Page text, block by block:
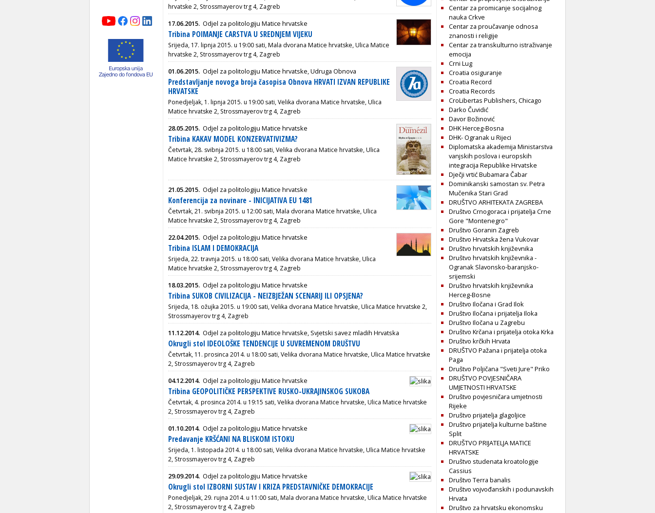
hrvatske 2, Strossmayerov trg 4, Zagreb
17.06.2015. Odjel za politologiju Matice hrvatske
Tribina POIMANJE CARSTVA U SREDNJEM VIJEKU
Srijeda, 17. lipnja 2015. u 19:00 sati, Mala dvorana Matice hrvatske, Ulica Matice
hrvatske 2, Strossmayerov trg 4, Zagreb
01.06.2015. Odjel za politologiju Matice hrvatske, Udruga Obnova
Predstavljanje novoga broja časopisa Obnova HRVATI IZVAN REPUBLIKE
HRVATSKE
Ponedjeljak, 1. lipnja 2015. u 19:00 sati, Velika dvorana Matice hrvatske, Ulica
Matice hrvatske 2, Strossmayerov trg 4, Zagreb
28.05.2015. Odjel za politologiju Matice hrvatske
Tribina KAKAV MODEL KONZERVATIVIZMA?
Četvrtak, 28. svibnja 2015. u 18:00 sati, Velika dvorana Matice hrvatske, Ulica
Matice hrvatske 2, Strossmayerov trg 4, Zagreb
21.05.2015. Odjel za politologiju Matice hrvatske
Konferencija za novinare - INICIJATIVA EU 1481
Četvrtak, 21. svibnja 2015. u 12:00 sati, Mala dvorana Matice hrvatske, Ulica
Matice hrvatske 2, Strossmayerov trg 4, Zagreb
22.04.2015. Odjel za politologiju Matice hrvatske
Tribina ISLAM I DEMOKRACIJA
Srijeda, 22. travnja 2015. u 18:00 sati, Velika dvorana Matice hrvatske, Ulica
Matice hrvatske 2, Strossmayerov trg 4, Zagreb
18.03.2015. Odjel za politologiju Matice hrvatske
Tribina SUKOB CIVILIZACIJA - NEIZBJEŽAN SCENARIJ ILI OPSJENA?
Srijeda, 18. ožujka 2015. u 19:00 sati, Velika dvorana Matice hrvatske, Ulica Matice hrvatske 2,
Strossmayerov trg 4, Zagreb
11.12.2014. Odjel za politologiju Matice hrvatske, Svjetski savez mladih Hrvatska
Okrugli stol IDEOLOŠKE TENDENCIJE U SUVREMENOM DRUŠTVU
Četvrtak, 11. prosinca 2014. u 18:00 sati, Velika dvorana Matice hrvatske, Ulica Matice hrvatske
2, Strossmayerov trg 4, Zagreb
04.12.2014. Odjel za politologiju Matice hrvatske
Tribina GEOPOLITIČKE PERSPEKTIVE RUSKO-UKRAJINSKOG SUKOBA
Četvrtak, 4. prosinca 2014. u 19:15 sati, Velika dvorana Matice hrvatske, Ulica Matice hrvatske
2, Strossmayerov trg 4, Zagreb
01.10.2014. Odjel za politologiju Matice hrvatske
Predavanje KRŠĆANI NA BLISKOM ISTOKU
Srijeda, 1. listopada 2014. u 18:00 sati, Velika dvorana Matice hrvatske, Ulica Matice hrvatske
2, Strossmayerov trg 4, Zagreb
29.09.2014. Odjel za politologiju Matice hrvatske
Okrugli stol IZBORNI SUSTAV I KRIZA PREDSTAVNIČKE DEMOKRACIJE
Ponedjeljak, 29. rujna 2014. u 11:00 sati, Mala dvorana Matice hrvatske, Ulica Matice hrvatske
2, Strossmayerov trg 4, Zagreb
Centar za promicanje socijalnog
nauka Crkve
Centar za proučavanje odnosa
znanosti i religije
Centar za transkulturno istraživanje
emocija
Crni Lug
Croatia osiguranje
Croatia Record
Croatia Records
CroLibertas Publishers, Chicago
Darko Čuvidić
Davor Božinović
DHK Herceg-Bosna
DHK- Ogranak u Rijeci
Diplomatska akademija Ministarstva
vanjskih poslova i europskih
integracija Republike Hrvatske
Dječji vrtić Bubamara Čabar
Dominikanski samostan sv. Petra
Mučenika Stari Grad
DRUŠTVO ARHITEKATA ZAGREBA
Društvo Crnogoraca i prijatelja Crne
Gore "Montenegro"
Društvo Goranin Zagreb
Društvo Hrvatska žena Vukovar
Društvo hrvatskih književnika
Društvo hrvatskih književnika -
Ogranak Slavonsko-baranjsko-
srijemski
Društvo hrvatskih književnika
Herceg-Bosne
Društvo Iločana i Grad Ilok
Društvo Iločana i prijatelja Iloka
Društvo Iločana u Zagrebu
Društvo Krčana i prijatelja otoka Krka
Društvo krčkih Hrvata
DRUŠTVO Pažana i prijatelja otoka
Paga
Društvo Poljičana "Sveti Jure" Priko
DRUŠTVO POVJESNIČARA
UMJETNOSTI HRVATSKE
Društvo povjesničara umjetnosti
Rijeke
Društvo prijatelja glagoljice
Društvo prijatelja kulturne baštine
Split
DRUŠTVO PRIJATELJA MATICE
HRVATSKE
Društvo studenata kroatologije
Cassius
Društvo Terra banalis
Društvo vojvođanskih i podunavskih
Hrvata
Društvo za hrvatsku ekonomsku